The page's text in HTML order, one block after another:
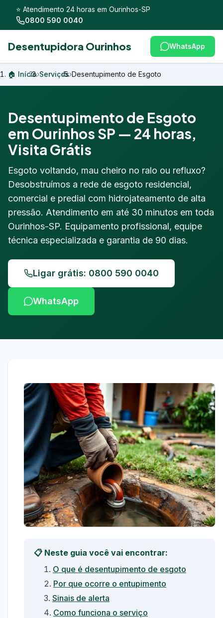
⭐ Atendimento 24 horas em Ourinhos-SP
0800 590 0040
Desentupidora Ourinhos WhatsApp
🏠 Início›Serviços›Desentupimento de Esgoto
Desentupimento de Esgoto
em Ourinhos SP — 24 horas,
Visita Grátis
Esgoto voltando, mau cheiro no ralo ou refluxo?
Desobstruímos a rede de esgoto residencial,
comercial e predial com hidrojateamento de alta
pressão. Atendimento em até 30 minutos em toda
Ourinhos-SP. Equipamento profissional, equipe
técnica especializada e garantia de 90 dias.
Ligar grátis: 0800 590 0040
WhatsApp
📋 Neste guia você vai encontrar:
O que é desentupimento de esgoto
Por que ocorre o entupimento
Sinais de alerta
Como funciona o serviço